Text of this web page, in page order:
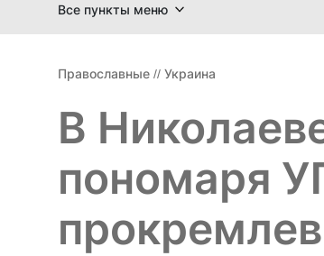
Все пункты меню
Православные // Украина
В
пономаря